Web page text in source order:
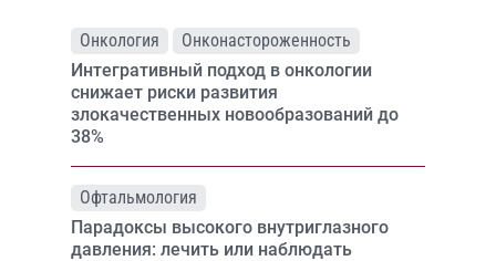
Онкология
Онконастороженность
Интегративный подход в онкологии
снижает риски развития
злокачественных новообразований до
38%
Офтальмология
Парадоксы высокого внутриглазного
давления: лечить или наблюдать